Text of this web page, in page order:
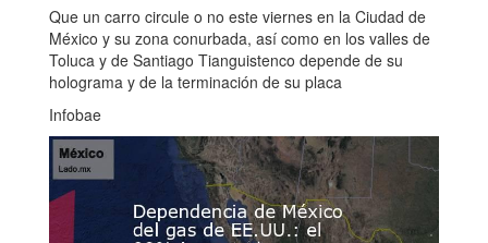
Que un carro circule o no este viernes en la Ciudad de
México y su zona conurbada, así como en los valles de
Toluca y de Santiago Tianguistenco depende de su
holograma y de la terminación de su placa
Infobae